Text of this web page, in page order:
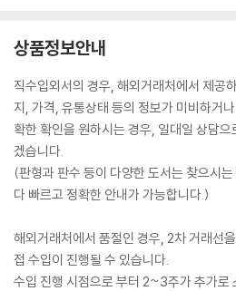
상품정보안내
직수입외서의 경우, 해외거래처에서 제공
지, 가격, 유통상태 등의 정보가 미비하거
확한 확인을 원하시는 경우, 일대일 상담
겠습니다.
(판형과 판수 등이 다양한 도서는 찾으시
다 빠르고 정확한 안내가 가능합니다.)
해외거래처에서 품절인 경우, 2차 거래선
접 수입이 진행될 수 있습니다.
수입 진행 시점으로 부터 2~3주가 추가로